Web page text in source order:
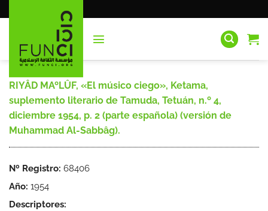
al
RIYÂD MAºLÛF, «El músico ciego», Ketama,
suplemento literario de Tamuda, Tetuán, n.º 4,
diciembre 1954, p. 2 (parte española) (versión de
Muhammad Al-Sabbâg).
Nº Registro: 68406
Año: 1954
Descriptores: